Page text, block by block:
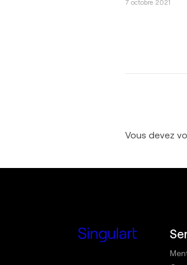
7 octobre 2021
Vous devez